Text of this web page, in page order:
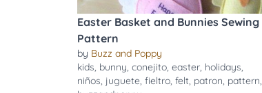
Easter Basket and Bunnies Sewing
Pattern
by Buzz and Poppy
kids, bunny, conejito, easter, holidays,
niños, juguete, fieltro, felt, patron, pattern,